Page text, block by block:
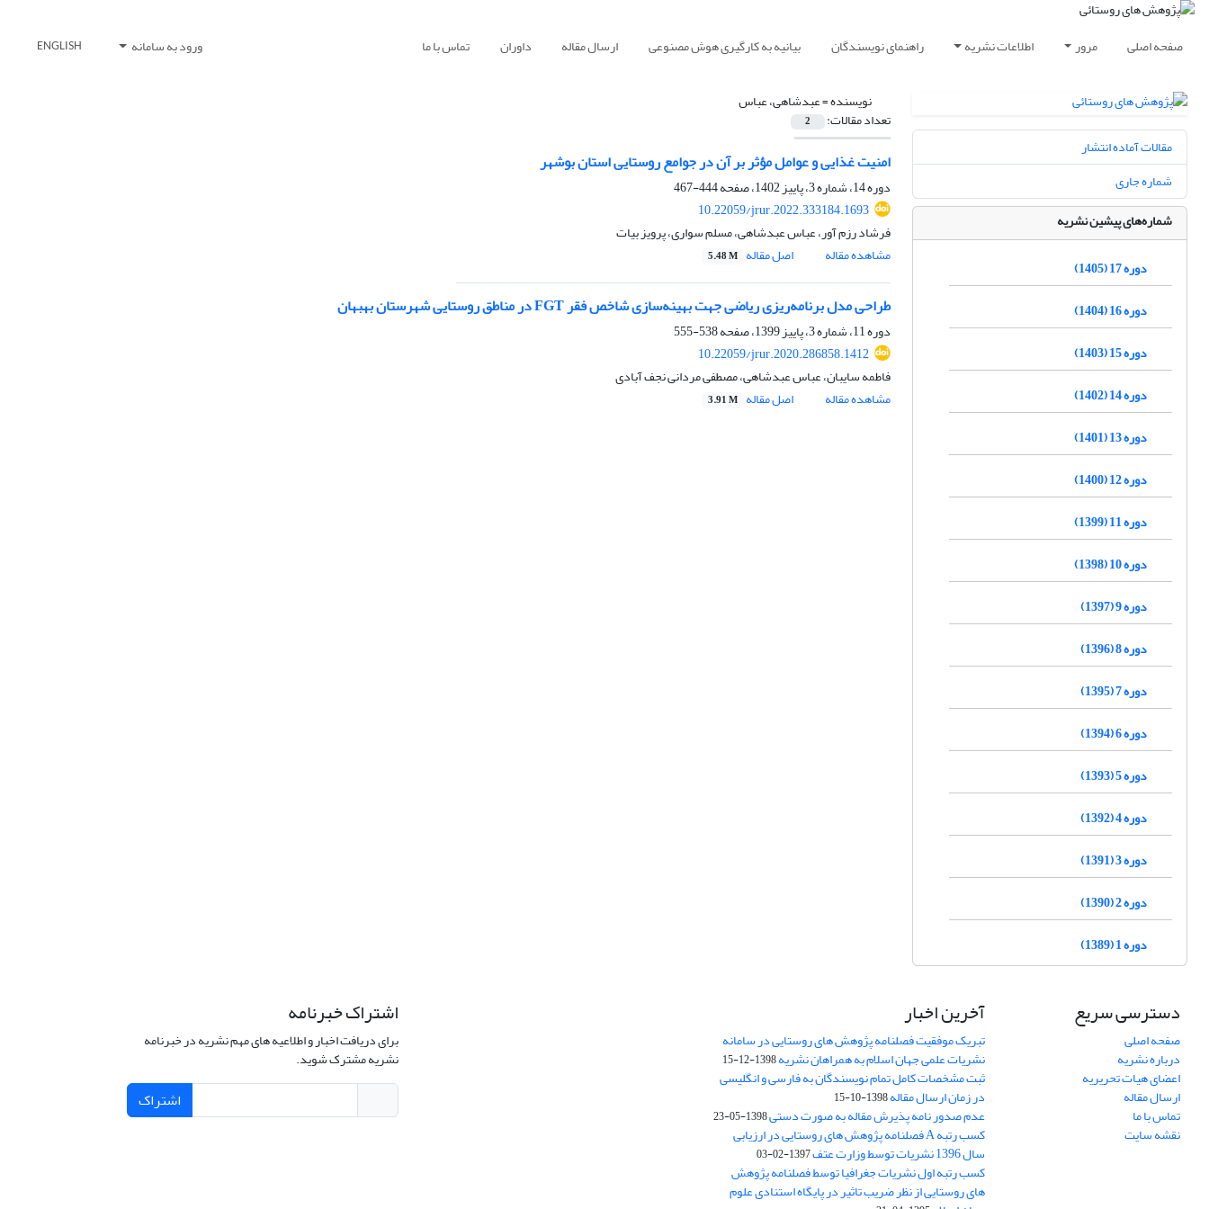
صفحه اصلی مرور اطلاعات نشریه راهنمای نویسندگان بیانیه به کارگیری هوش مصنوعی ارسال مقاله داوران تماس با ما ورود به سامانه ENGLISH
نویسنده =عبدشاهی، عباس
تعداد مقالات: 2
امنیت غذایی و عوامل مؤثر بر آن در جوامع روستایی استان بوشهر
دوره 14، شماره 3، پاییز 1402، صفحه
444-467
10.22059/jrur.2022.333184.1693
فرشاد رزم آور، عباس عبدشاهی، مسلم سواری، پرویز بیات
مشاهده مقاله
اصل مقاله 5.48 M
طراحی مدل برنامه‌ریزی ریاضی جهت بهینه‌سازی شاخص‌ فقر FGT در مناطق روستایی شهرستان بهبهان
دوره 11، شماره 3، پاییز 1399، صفحه
538-555
10.22059/jrur.2020.286858.1412
فاطمه سایبان، عباس عبدشاهی، مصطفی مردانی نجف آبادی
مشاهده مقاله
اصل مقاله 3.91 M
مقالات آماده انتشار
شماره جاری
شماره‌های پیشین نشریه
دوره 17 (1405)
دوره 16 (1404)
دوره 15 (1403)
دوره 14 (1402)
دوره 13 (1401)
دوره 12 (1400)
دوره 11 (1399)
دوره 10 (1398)
دوره 9 (1397)
دوره 8 (1396)
دوره 7 (1395)
دوره 6 (1394)
دوره 5 (1393)
دوره 4 (1392)
دوره 3 (1391)
دوره 2 (1390)
دوره 1 (1389)
دسترسی سریع
صفحه اصلی
درباره نشریه
اعضای هیات تحریریه
ارسال مقاله
تماس با ما
نقشه سایت
آخرین اخبار
تبریک موفقیت فصلنامه پژوهش های روستایی در سامانه
نشریات علمی جهان اسلام به همراهان نشریه1398-12-15
ثبت مشخصات کامل تمام نویسندگان به فارسی و انگلیسی
در زمان ارسال مقاله1398-10-15
عدم صدور نامه پذیرش مقاله به صورت دستی1398-05-23
کسب رتبه A فصلنامه پژوهش های روستایی در ارزیابی
سال 1396 نشریات توسط وزارت عتف 1397-02-03
کسب رتبه اول نشریات جغرافیا توسط فصلنامه پژوهش
های روستایی از نظر ضریب تاثیر در پایگاه استنادی علوم
اشتراک خبرنامه
برای دریافت اخبار و اطلاعیه های مهم نشریه در خبرنامه
نشریه مشترک شوید.
اشتراک